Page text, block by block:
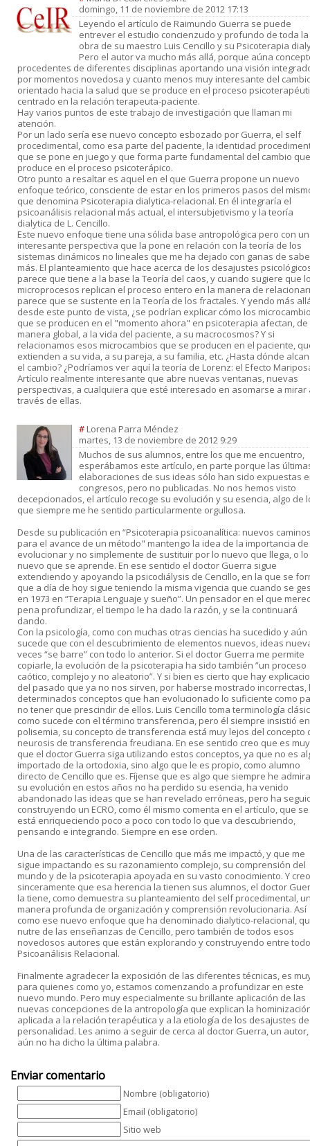
domingo, 11 de noviembre de 2012 17:13
Leyendo el artículo de Raimundo Guerra se puede
entrever el estudio concienzudo y profundo de toda la
obra de su maestro Luis Cencillo y su Psicoterapia
Pero el autor va mucho más allá, porque aúna
procedentes de diferentes disciplinas aportando una visión
por momentos novedosa y cuanto menos muy interesante del
orientado hacia la salud que se produce en el proceso
centrado en la relación terapeuta-paciente.
Hay varios puntos de este trabajo de investigación que llaman mi
atención.
Por un lado sería ese nuevo concepto esbozado por Guerra, el self
procedimental, como esa parte del paciente, la identidad
que se pone en juego y que forma parte fundamental del cambio
produce en el proceso psicoterápico.
Otro punto a resaltar es aquel en el que Guerra propone un nuevo
enfoque teórico, consciente de estar en los primeros pasos del
que denomina Psicoterapia dialytica-relacional. En él integraría el
psicoanálisis relacional más actual, el intersubjetivismo y la teoría
dialytica de L. Cencillo.
Este nuevo enfoque tiene una sólida base antropológica pero con
interesante perspectiva que la pone en relación con la teoría de los
sistemas dinámicos no lineales que me ha dejado con ganas de
más. El planteamiento que hace acerca de los desajustes
parece que tiene a la base la Teoría del caos, y cuando sugiere que
microprocesos replican el proceso entero en la manera de
parece que se sustente en la Teoría de los fractales. Y yendo más
desde este punto de vista, ¿se podrían explicar cómo los
que se producen en el "momento ahora" en psicoterapia afectan, de
manera global, a la vida del paciente, a su macrocosmos? Y si
relacionamos esos microcambios que se producen en el paciente,
extienden a su vida, a su pareja, a su familia, etc. ¿Hasta dónde
el cambio? ¿Podríamos ver aquí la teoría de Lorenz: el Efecto
Artículo realmente interesante que abre nuevas ventanas, nuevas
perspectivas, a cualquiera que esté interesado en asomarse a mirar
través de ellas.
# Lorena Parra Méndez
martes, 13 de noviembre de 2012 9:29
Muchos de sus alumnos, entre los que me encuentro,
esperábamos este artículo, en parte porque las
elaboraciones de sus ideas sólo han sido expuestas
congresos, pero no publicadas. No nos hemos visto
decepcionados, el artículo recoge su evolución y su esencia, algo de
que siempre me he sentido particularmente orgullosa.
Desde su publicación en “Psicoterapia psicoanalítica: nuevos
para el avance de un método" mantengo la idea de la importancia de
evolucionar y no simplemente de sustituir por lo nuevo que llega, o lo
nuevo que se aprende. En ese sentido el doctor Guerra sigue
extendiendo y apoyando la psicodiálysis de Cencillo, en la que se
que a día de hoy sigue teniendo la misma vigencia que cuando se
en 1973 en “Terapia Lenguaje y sueño”. Un pensador en el que
pena profundizar, el tiempo le ha dado la razón, y se la continuará
dando.
Con la psicología, como con muchas otras ciencias ha sucedido y aún
sucede que con el descubrimiento de elementos nuevos, ideas
veces “se barre” con todo lo anterior. Si el doctor Guerra me permite
copiarle, la evolución de la psicoterapia ha sido también ”un proceso
caótico, complejo y no aleatorio”. Y si bien es cierto que hay
del pasado que ya no nos sirven, por haberse mostrado incorrectas,
determinados conceptos que han evolucionado lo suficiente como
no tener que prescindir de ellos. Luis Cencillo toma terminología
como sucede con el término transferencia, pero él siempre insistió
polisemia, su concepto de transferencia está muy lejos del concepto
neurosis de transferencia freudiana. En ese sentido creo que es
que el doctor Guerra siga utilizando estos conceptos, ya que no es
importado de la ortodoxia, sino algo que le es propio, como alumno
directo de Cencillo que es. Fíjense que es algo que siempre he
su evolución en estos años no ha perdido su esencia, ha venido
abandonado las ideas que se han revelado erróneas, pero ha
construyendo un ECRO, como él mismo comenta en el artículo, que se
está enriqueciendo poco a poco con todo lo que va descubriendo,
pensando e integrando. Siempre en ese orden.
Una de las características de Cencillo que más me impactó, y que me
sigue impactando es su razonamiento complejo, su comprensión del
mundo y de la psicoterapia apoyada en su vasto conocimiento. Y creo
sinceramente que esa herencia la tienen sus alumnos, el doctor
la tiene, como demuestra su planteamiento del self procedimental,
manera profunda de organización y comprensión revolucionaria. Así
como ese nuevo enfoque que ha denominado dialytico-relacional,
nutre de las enseñanzas de Cencillo, pero también de todos esos
novedosos autores que están explorando y construyendo entre
Psicoanálisis Relacional.
Finalmente agradecer la exposición de las diferentes técnicas, es
para quienes como yo, estamos comenzando a profundizar en este
nuevo mundo. Pero muy especialmente su brillante aplicación de las
nuevas concepciones de la antropología que explican la
aplicada a la relación terapéutica y a la etiología de los desajustes
personalidad. Les animo a seguir de cerca al doctor Guerra, un
aún no ha dicho la última palabra.
Enviar comentario
Nombre (obligatorio)
Email (obligatorio)
Sitio web